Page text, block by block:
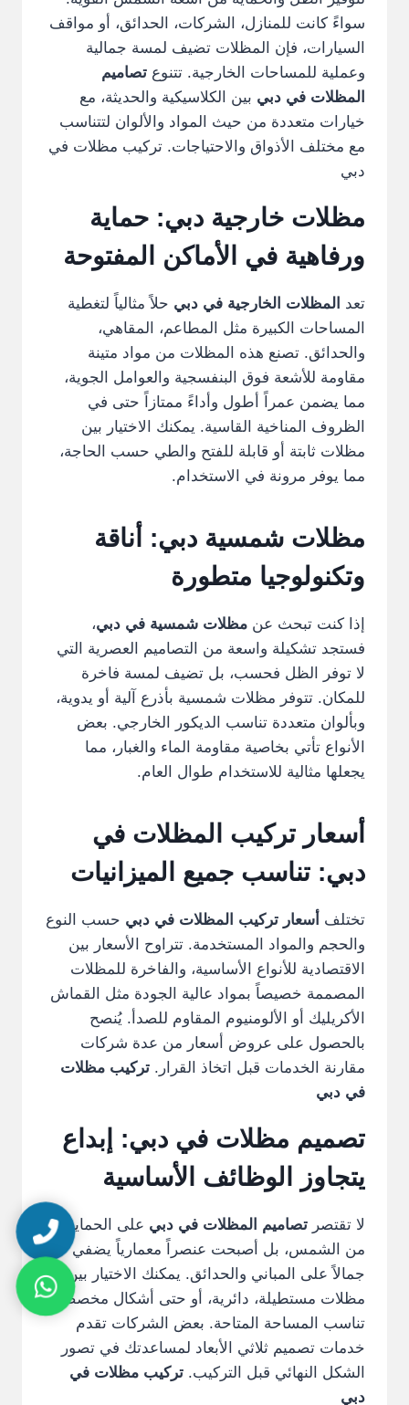
سواءً كانت للمنازل، الشركات، الحدائق، أو مواقف
السيارات، فإن المظلات تضيف لمسة جمالية
وعملية للمساحات الخارجية. تتنوع تصاميم
المظلات في دبي بين الكلاسيكية والحديثة، مع
خيارات متعددة من حيث المواد والألوان لتتناسب
مع مختلف الأذواق والاحتياجات. تركيب مظلات في
دبي
مظلات خارجية دبي: حماية
ورفاهية في الأماكن المفتوحة
تعد المظلات الخارجية في دبي حلاً مثالياً لتغطية
المساحات الكبيرة مثل المطاعم، المقاهي،
والحدائق. تصنع هذه المظلات من مواد متينة
مقاومة للأشعة فوق البنفسجية والعوامل الجوية،
مما يضمن عمراً أطول وأداءً ممتازاً حتى في
الظروف المناخية القاسية. يمكنك الاختيار بين
مظلات ثابتة أو قابلة للفتح والطي حسب الحاجة،
مما يوفر مرونة في الاستخدام.
مظلات شمسية دبي: أناقة
وتكنولوجيا متطورة
إذا كنت تبحث عن مظلات شمسية في دبي،
فستجد تشكيلة واسعة من التصاميم العصرية التي
لا توفر الظل فحسب، بل تضيف لمسة فاخرة
للمكان. تتوفر مظلات شمسية بأذرع آلية أو يدوية،
وبألوان متعددة تناسب الديكور الخارجي. بعض
الأنواع تأتي بخاصية مقاومة الماء والغبار، مما
يجعلها مثالية للاستخدام طوال العام.
أسعار تركيب المظلات في
دبي: تناسب جميع الميزانيات
تختلف أسعار تركيب المظلات في دبي حسب النوع
والحجم والمواد المستخدمة. تتراوح الأسعار بين
الاقتصادية للأنواع الأساسية، والفاخرة للمظلات
المصممة خصيصاً بمواد عالية الجودة مثل القماش
الأكريليك أو الألومنيوم المقاوم للصدأ. يُنصح
بالحصول على عروض أسعار من عدة شركات
مقارنة الخدمات قبل اتخاذ القرار. تركيب مظلات
في دبي
تصميم مظلات في دبي: إبداع
يتجاوز الوظائف الأساسية
لا تقتصر تصاميم المظلات في دبي على الحماية
من الشمس، بل أصبحت عنصراً معمارياً يضفي
جمالاً على المباني والحدائق. يمكنك الاختيار بين
مظلات مستطيلة، دائرية، أو حتى أشكال مخصصة
تناسب المساحة المتاحة. بعض الشركات تقدم
خدمات تصميم ثلاثي الأبعاد لمساعدتك في تصور
الشكل النهائي قبل التركيب. تركيب مظلات في
دبي